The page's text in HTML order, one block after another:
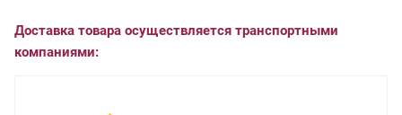
Доставка товара осуществляется транспортными
компаниями: